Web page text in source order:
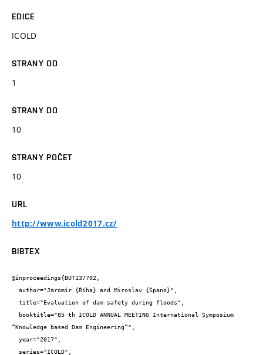
EDICE
ICOLD
STRANY OD
1
STRANY DO
10
STRANY POČET
10
URL
http://www.icold2017.cz/
BIBTEX
@inproceedings{BUT137702,
“Knowledge based Dam Engineering”",